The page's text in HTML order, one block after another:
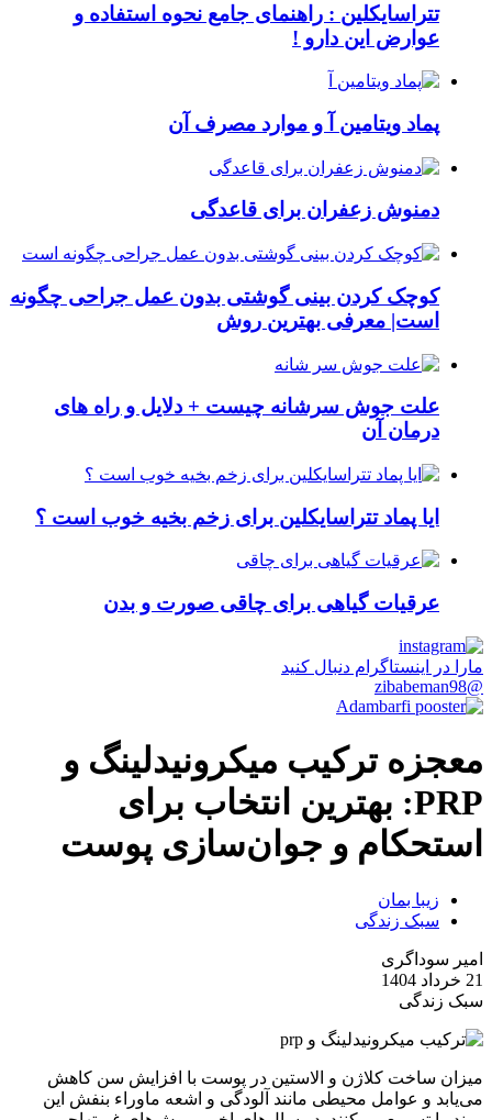
تتراسایکلین : راهنمای جامع نحوه استفاده و
عوارض این دارو !
پماد ویتامین آ و موارد مصرف آن
دمنوش زعفران برای قاعدگی
کوچک کردن بینی گوشتی بدون عمل جراحی چگونه
است| معرفی بهترین روش
علت جوش سرشانه چیست + دلایل و راه های
درمان آن
ایا پماد تتراسایکلین برای زخم بخیه خوب است ؟
عرقیات گیاهی برای چاقی صورت و بدن
مارا در اینستاگرام دنبال کنید
@zibabeman98
معجزه ترکیب میکرونیدلینگ و
PRP: بهترین انتخاب برای
استحکام و جوان‌سازی پوست
زیبا بمان
سبک زندگی
امیر سوداگری
21 خرداد 1404
سبک زندگی
میزان ساخت کلاژن و الاستین در پوست با افزایش سن کاهش
می‌یابد و عوامل محیطی مانند آلودگی و اشعه ماوراء بنفش این